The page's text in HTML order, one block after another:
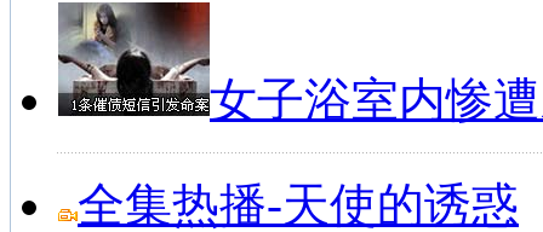
私募经理在线
私募基金排行榜 私募基金峰会
女子浴室内惨
全集热播-天使的诱惑